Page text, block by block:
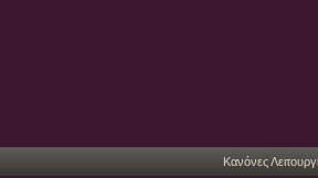
Κανόνες